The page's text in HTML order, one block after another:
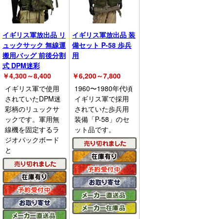
イギリス軍放出品 リ
ュックサック 無線運
搬用バッグ 前後分割
式 DPM迷彩
￥4,300～8,400
イギリス軍で使用
されていたDPM迷
彩柄のリュックサ
ックです。軍用無
線機を固定するラ
ジオパックボード
と
イギリス軍放出品 装
備セット P-58 歩兵
用
￥6,200～7,800
1960〜1980年代頃
イギリス軍で採用
されていた歩兵用
装備「P-58」のセ
ット品です。